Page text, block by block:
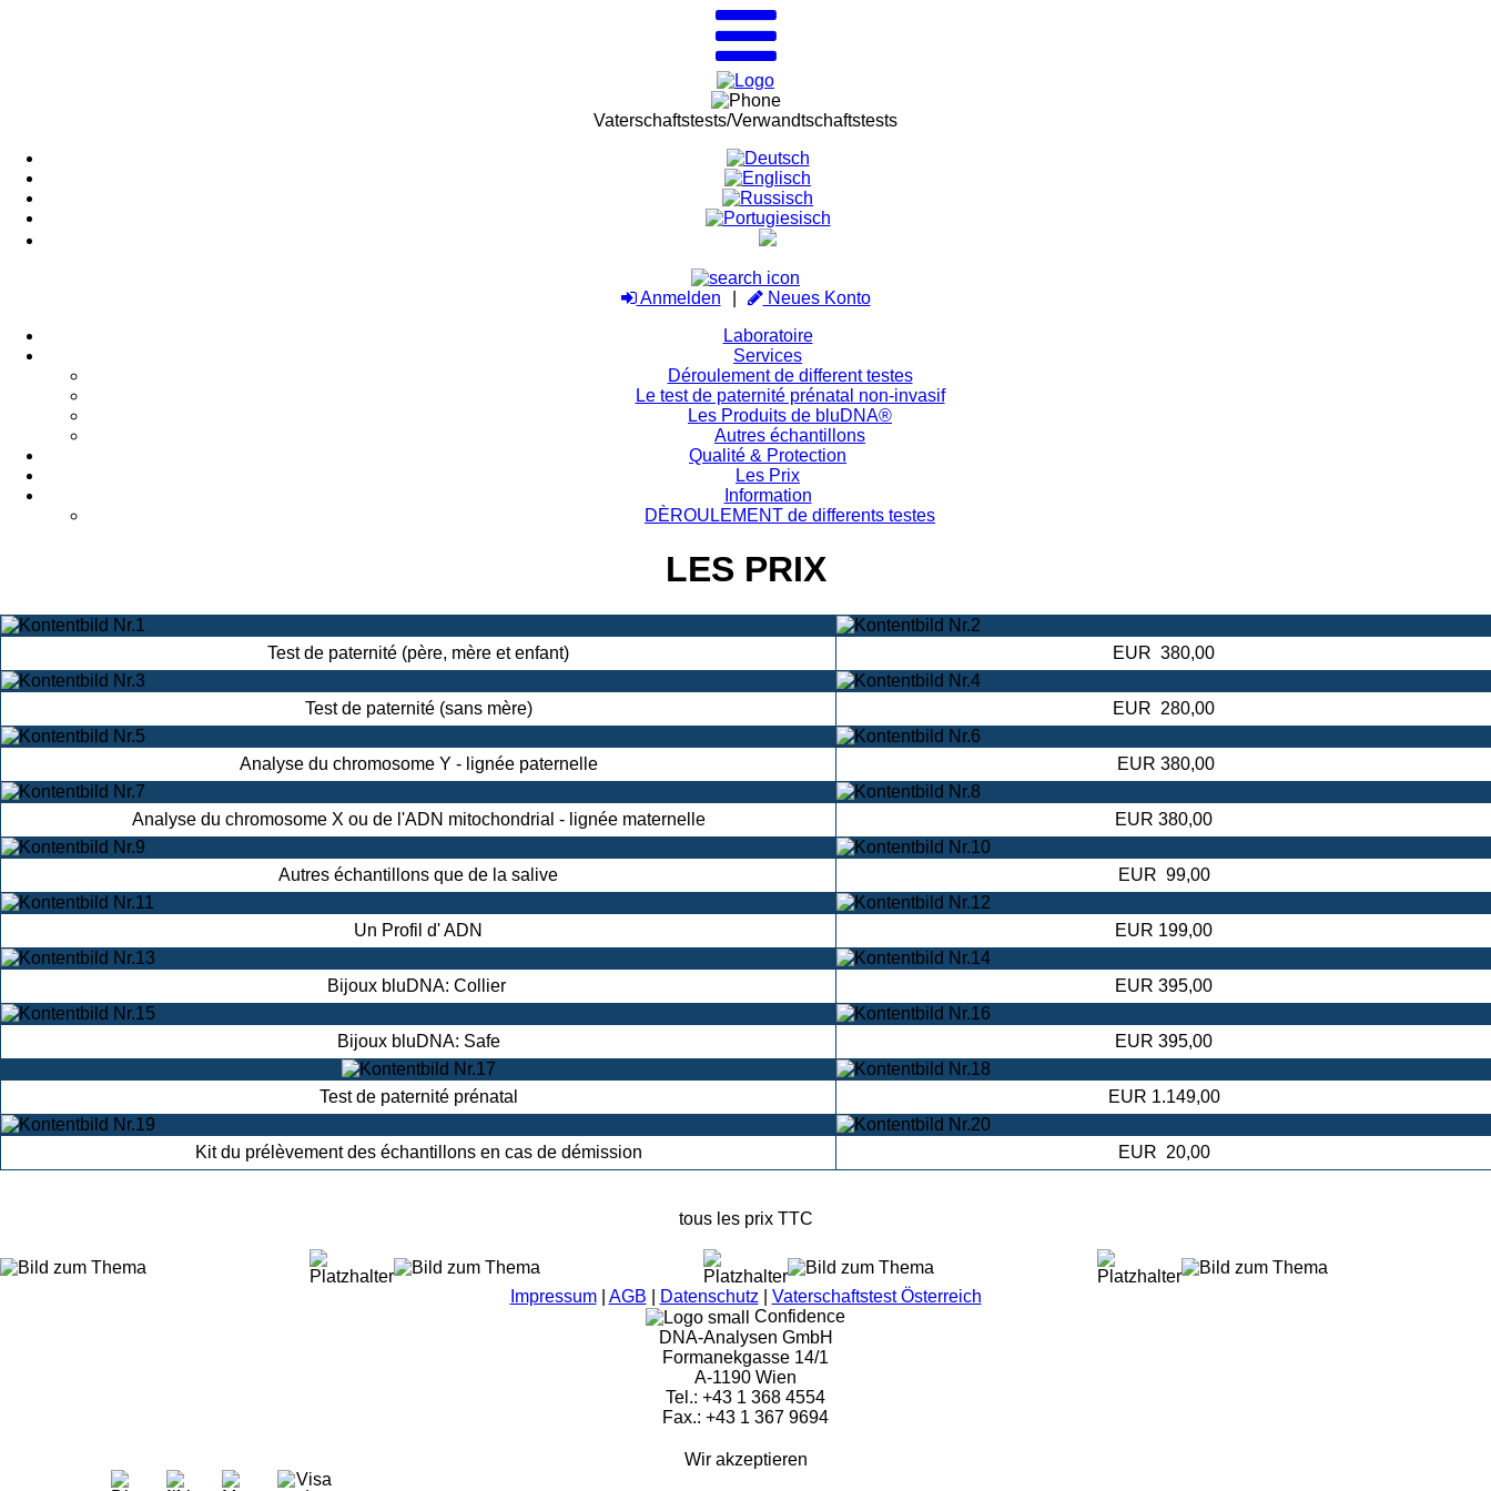
Vaterschaftstests/Verwandtschaftstests
Anmelden
Neues Konto
Laboratoire
Services
Déroulement de different testes
Le test de paternité prénatal non-invasif
Les Produits de bluDNA®
Autres échantillons
Qualité & Protection
Les Prix
Information
DÈROULEMENT de differents testes
LES PRIX
Test de paternité (père, mère et enfant) EUR 380,00
Test de paternité (sans mère) EUR 280,00
Analyse du chromosome Y - lignée paternelle EUR 380,00
Analyse du chromosome X ou de l'ADN mitochondrial - lignée maternelle EUR 380,00
Autres échantillons que de la salive EUR 99,00
Un Profil d' ADN EUR 199,00
Bijoux bluDNA: Collier EUR 395,00
Bijoux bluDNA: Safe EUR 395,00
Test de paternité prénatal EUR 1.149,00
Kit du prélèvement des échantillons en cas de démission EUR 20,00
tous les prix TTC
Impressum| AGB Datenschutz
Vaterschaftstest Österreich
Confidence
DNA-Analysen GmbH
Formanekgasse 14/1
A-1190 Wien
Tel.: +43 1 368 4554
Fax.: +43 1 367 9694
Wir akzeptieren